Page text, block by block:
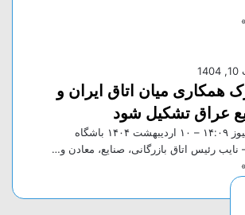
همکاری میان اتاق ایران و
عراق تشکیل شود
به گزارش کاوک نیوز ۱۴:۰۹ – ۱۰ ارديبهشت ۱۴۰۴ باشگاه
نایب رئیس اتاق بازرگانی، صنایع، معادن و…